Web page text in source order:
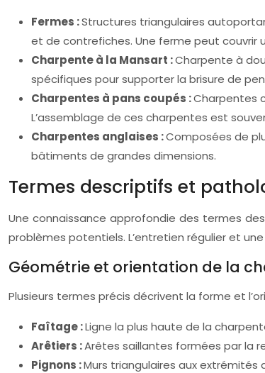
Fermes :Structures triangulaires
et de contrefiches. Une ferme peut couvrir
Charpente à la Mansart :Charpente à
spécifiques pour supporter la brisure de
Charpentes à pans coupés :Charpentes
L’assemblage de ces charpentes est
Charpentes anglaises :Composées de
bâtiments de grandes dimensions.
Termes descriptifs et
Une connaissance approfondie des termes
problèmes potentiels. L’entretien régulier et
Géométrie et orientation de la
Plusieurs termes précis décrivent la forme et
Faîtage :Ligne la plus haute de la
Arêtiers :Arêtes saillantes formées par la
Pignons :Murs triangulaires aux extrémités